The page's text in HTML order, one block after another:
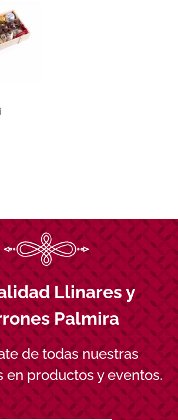
Llinares y
Palmira
de todas nuestras
en productos y eventos.